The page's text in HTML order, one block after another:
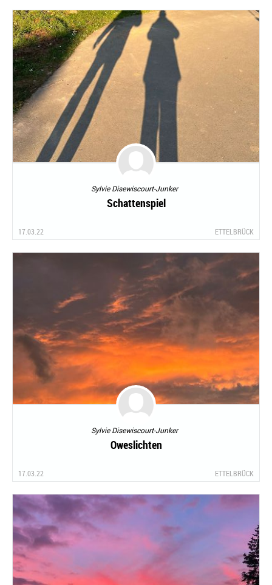
Sylvie Disewiscourt-Junker
Schattenspiel
17.03.22 ETTELBRÜCK
Sylvie Disewiscourt-Junker
Oweslichten
17.03.22 ETTELBRÜCK